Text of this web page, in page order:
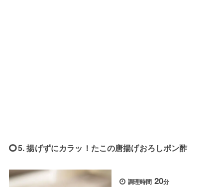
5. 揚げずにカラッ！たこの唐揚げおろしポン酢
調理時間 20分